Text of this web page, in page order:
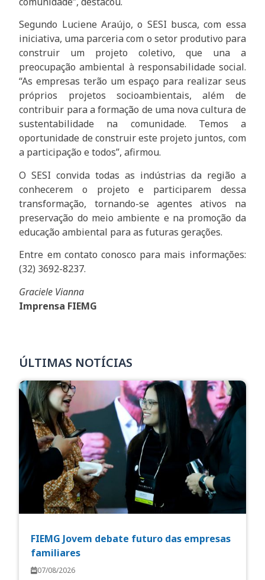
Segundo Luciene Araújo, o SESI busca, com essa
iniciativa, uma parceria com o setor produtivo para
construir um projeto coletivo, que una a
preocupação ambiental à responsabilidade social.
“As empresas terão um espaço para realizar seus
próprios projetos socioambientais, além de
contribuir para a formação de uma nova cultura de
sustentabilidade na comunidade. Temos a
oportunidade de construir este projeto juntos, com
a participação e todos”, afirmou.
O SESI convida todas as indústrias da região a
conhecerem o projeto e participarem dessa
transformação, tornando-se agentes ativos na
preservação do meio ambiente e na promoção da
educação ambiental para as futuras gerações.
Entre em contato conosco para mais informações:
(32) 3692-8237.
Graciele Vianna
Imprensa FIEMG
ÚLTIMAS NOTÍCIAS
FIEMG Jovem debate futuro das empresas
familiares
07/08/2026